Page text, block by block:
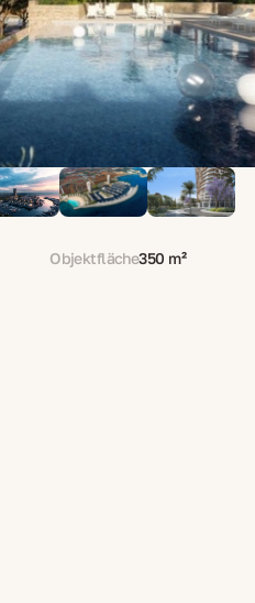
Objektfläche350 m²